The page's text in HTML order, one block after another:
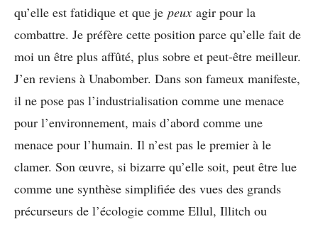
qu’elle est fatidique et que je peux agir pour la
combattre. Je préfère cette position parce qu’elle fait de
moi un être plus affûté, plus sobre et peut-être meilleur.
J’en reviens à Unabomber. Dans son fameux manifeste,
il ne pose pas l’industrialisation comme une menace
pour l’environnement, mais d’abord comme une
menace pour l’humain. Il n’est pas le premier à le
clamer. Son œuvre, si bizarre qu’elle soit, peut être lue
comme une synthèse simplifiée des vues des grands
précurseurs de l’écologie comme Ellul, Illitch ou